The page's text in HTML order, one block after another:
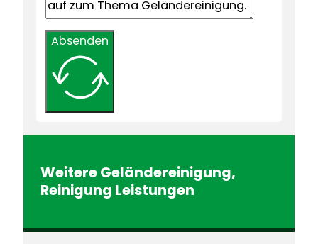
Absenden
WeitereGeländereinigung,
Reinigung Leistungen